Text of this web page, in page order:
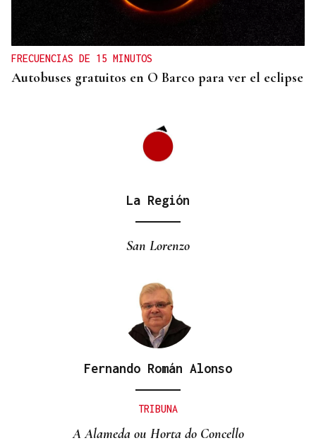
Quebrantó el alejemiento con su pareja al trabajar
juntos en Allariz
FRECUENCIAS DE 15 MINUTOS
Autobuses gratuitos en O Barco para ver el eclipse
La Región
San Lorenzo
Fernando Román Alonso
TRIBUNA
A Alameda ou Horta do Concello